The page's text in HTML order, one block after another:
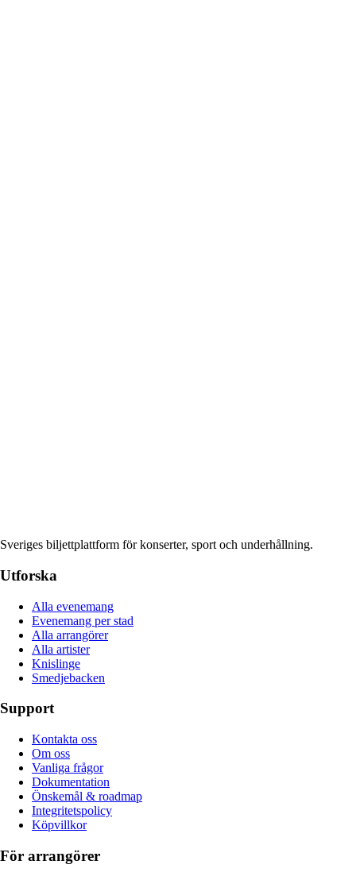
Sveriges biljettplattform för konserter, sport och underhållning.
Utforska
Alla evenemang
Evenemang per stad
Alla arrangörer
Alla artister
Knislinge
Smedjebacken
Support
Kontakta oss
Om oss
Vanliga frågor
Dokumentation
Önskemål & roadmap
Integritetspolicy
Köpvillkor
För arrangörer